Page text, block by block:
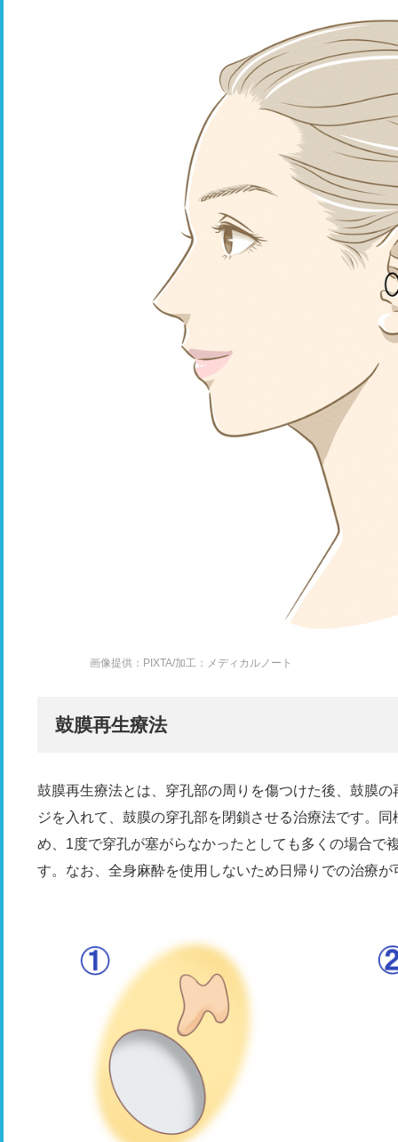
画像提供：PIXTA/加工：メディカルノート
鼓膜再生療法
鼓膜再生療法とは、穿孔部の周りを傷つけた後、鼓膜
ジを入れて、鼓膜の穿孔部を閉鎖させる治療法です。
め、1度で穿孔が塞がらなかったとしても多くの場合で
す。なお、全身麻酔を使用しないため日帰りでの治療が